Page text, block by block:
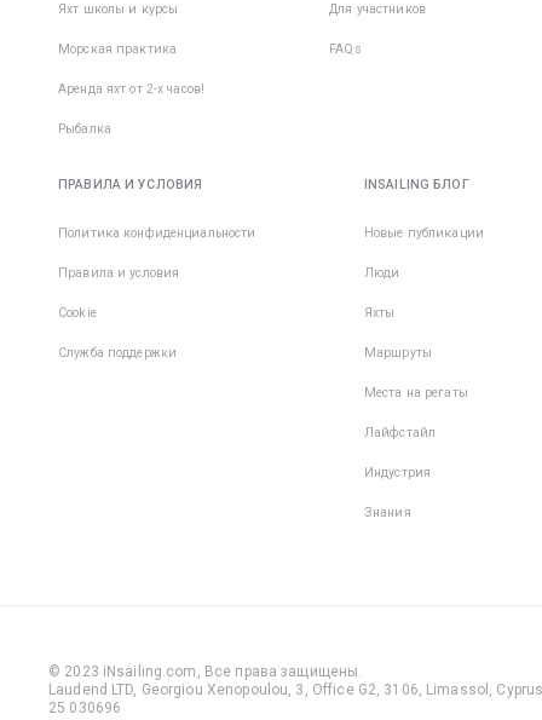
Яхт школы и курсы
Морская практика
Аренда яхт от 2-х часов!
Рыбалка
Для участников
FAQs
ПРАВИЛА И УСЛОВИЯ
Политика конфиденциальности
Правила и условия
Cookie
Служба поддержки
INSAILING БЛОГ
Новые публикации
Люди
Яхты
Маршруты
Места на регаты
Лайфстайл
Индустрия
Знания
© 2023 iNsailing.com, Все права защищены.
Laudend LTD, Georgiou Xenopoulou, 3, Office G2, 3106, Limassol,
25 030696